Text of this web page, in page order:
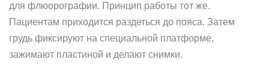
для флюорографии. Принцип работы тот же.
Пациентам приходится раздеться до пояса. Затем
грудь фиксируют на специальной платформе,
зажимают пластиной и делают снимки.